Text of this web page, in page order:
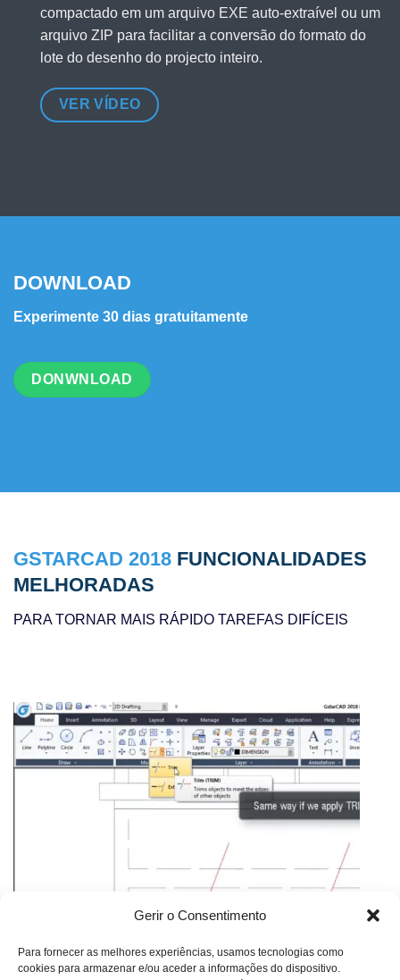
Gerir o Consentimento
Para fornecer as melhores experiências, usamos tecnologias como
cookies para armazenar e/ou aceder a informações do dispositivo.
compactado em um arquivo EXE auto-extraível ou um
arquivo ZIP para facilitar a conversão do formato do
lote do desenho do projecto inteiro.
VER VÍDEO
DOWNLOAD
Experimente 30 dias gratuitamente
DONWNLOAD
GSTARCAD 2018 FUNCIONALIDADES
MELHORADAS
PARA TORNAR MAIS RÁPIDO TAREFAS DIFÍCEIS
A preview do comando fornece um feedback rápido do